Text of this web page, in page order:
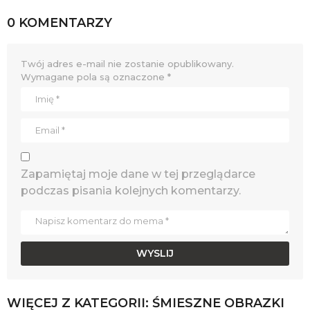
0 KOMENTARZY
Twój adres e-mail nie zostanie opublikowany.
Wymagane pola są oznaczone *
Zapamiętaj moje dane w tej przeglądarce
podczas pisania kolejnych komentarzy.
WIĘCEJ Z KATEGORII: ŚMIESZNE OBRAZKI